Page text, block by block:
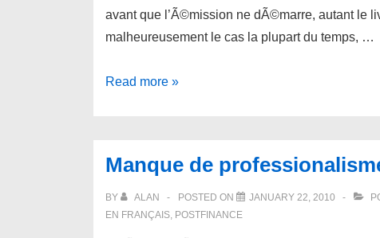
avant que l’Ã©mission ne dÃ©marre, autant le
malheureusement le cas la plupart du temps, …
J'ai
sur
niptechpodcast.com
Read more »
Manque de
BY ALAN POSTED ON JANUARY 22, 2010
EN FRANÇAIS, POSTFINANCE